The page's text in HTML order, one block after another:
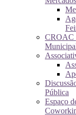
CROAC
Pública
Espaço